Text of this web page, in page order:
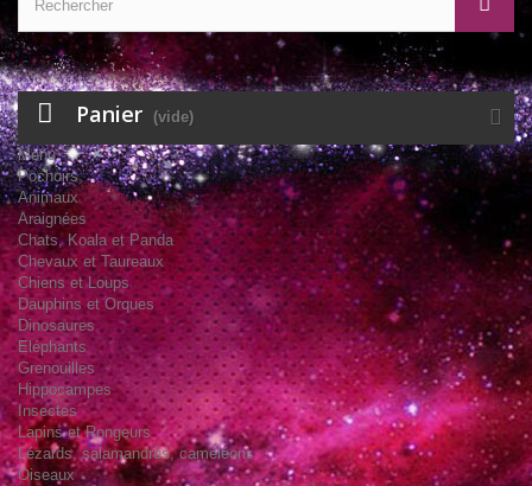
Panier (vide)
Menu
Pochoirs
Animaux
Araignées
Chats, Koala et Panda
Chevaux et Taureaux
Chiens et Loups
Dauphins et Orques
Dinosaures
Eléphants
Grenouilles
Hippocampes
Insectes
Lapins et Rongeurs
Lézards, salamandres, caméléons
Oiseaux